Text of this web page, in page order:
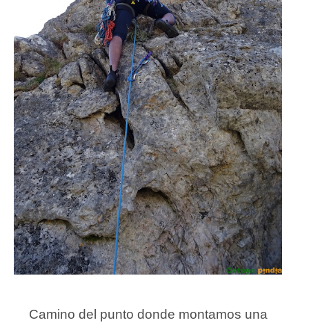
Camino del punto donde montamos una